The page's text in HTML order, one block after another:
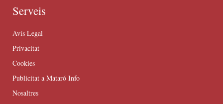
Serveis
Avís Legal
Privacitat
Cookies
Publicitat a Mataró Info
Nosaltres